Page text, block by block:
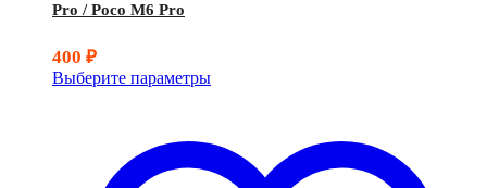
Pro / Poco M6 Pro
400 ₽
Выберите параметры